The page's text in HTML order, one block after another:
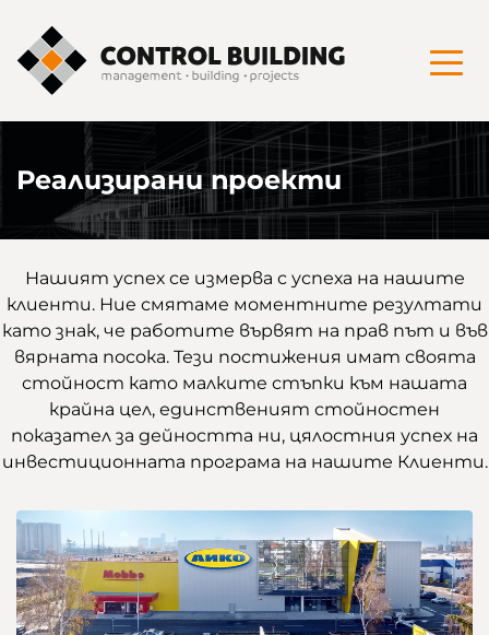
Реализирани проекти
Нашият успех се измерва с успеха на нашите
клиенти. Ние смятаме моментните резултати
като знак, че работите вървят на прав път и във
вярната посока. Тези постижения имат своята
стойност като малките стъпки към нашата
крайна цел, единственият стойностен
показател за дейността ни, цялостния успех на
инвестиционната програма на нашите Клиенти.